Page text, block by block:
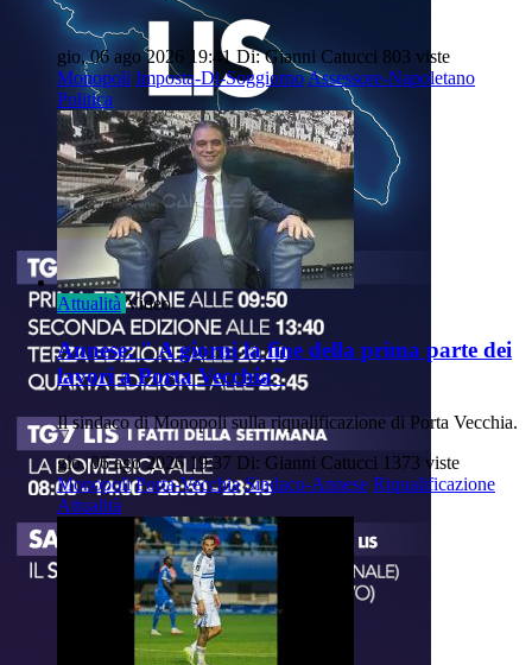
gio, 06 ago 2026 19:41 Di: Gianni Catucci 803 viste
Monopoli Imposta-Di-SoggiornoAssessore-Napoletano
Politica
Attualità Video
Annese: " A giorni la fine della prima parte dei
lavori a Porta Vecchia"
Il sindaco di Monopoli sulla riqualificazione di Porta Vecchia.
gio, 06 ago 2026 19:37 Di: Gianni Catucci 1373 viste
Monopoli Porta-Vecchia Sindaco-Annese Riqualificazione
Attualità